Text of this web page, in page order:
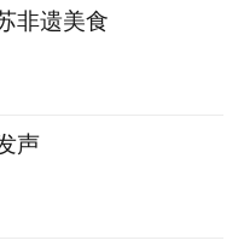
非遗美食
声